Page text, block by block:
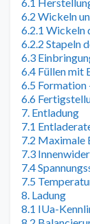
6.2 Wickeln
6.2.1 Wickeln
6.2.2 Stapeln
6.3
6.4 Füllen mit
6.5 Formation
6.6
7. Entladung
7.1
7.2 Maximale
7.3
7.4
7.5
8. Ladung
8.1 IUa-